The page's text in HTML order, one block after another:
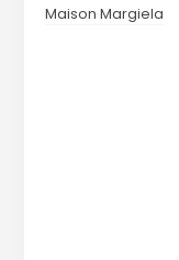
Maison Margiela